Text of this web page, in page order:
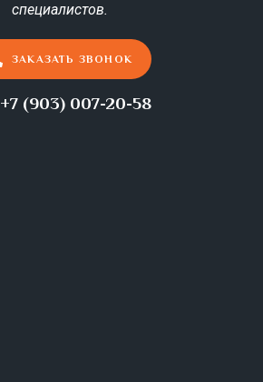
специалистов.
ЗАКАЗАТЬ ЗВОНОК
+7 (903) 007-20-58